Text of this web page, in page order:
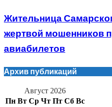
Жительница
жертвой мошенников
авиабилетов
Архив публикаций
Август 2026
Пн Вт Ср Чт Пт Сб Вс